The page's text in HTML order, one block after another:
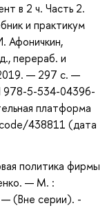
в 2 ч. Часть 2.
и практикум
Афоничкин,
перераб. и
— 297 с. —
978-5-534-04396-
платформа
438811 (дата
политика фирмы
— М. :
(Вне серии). -